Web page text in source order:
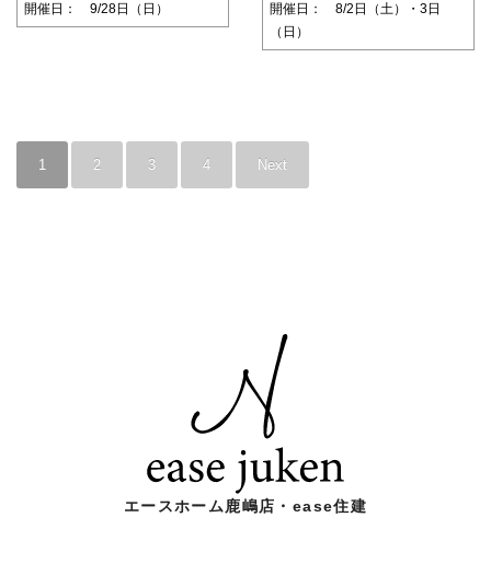
開催日： 9/28日（日）
開催日： 8/2日（土）・3日
（日）
1 2 3 4 Next
エースホーム鹿嶋店・ease住建